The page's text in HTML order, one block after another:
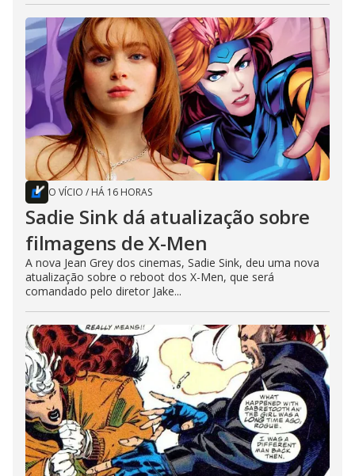
O VÍCIO / HÁ 16 HORAS
Sadie Sink dá atualização sobre
filmagens de X-Men
A nova Jean Grey dos cinemas, Sadie Sink, deu uma nova
atualização sobre o reboot dos X-Men, que será
comandado pelo diretor Jake...